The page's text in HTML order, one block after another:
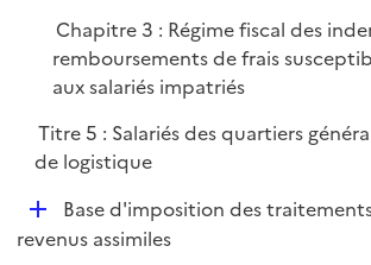
Chapitre 3 : Régime fiscal des
remboursements de frais
aux salariés impatriés
Titre 5 : Salariés des quartiers
de logistique
D
é
Base d'imposition des
revenus assimiles